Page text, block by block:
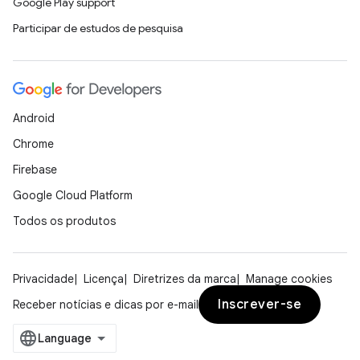
Participar de estudos de pesquisa
Android
Chrome
Firebase
Google Cloud Platform
Todos os produtos
Privacidade Licença Diretrizes da marca
Manage cookies
Receber notícias e dicas por e-mail
Inscrever-se